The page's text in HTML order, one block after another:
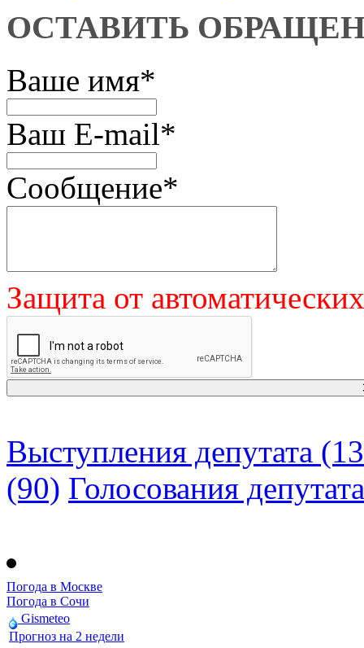
ОСТАВИТЬ
Ваше имя*
Ваш E-mail*
Сообщение*
Защита от
Выступления депутата
(90) Голосования депутата
Погода в Москве
Погода в Сочи
Gismeteo
Прогноз на 2 недели